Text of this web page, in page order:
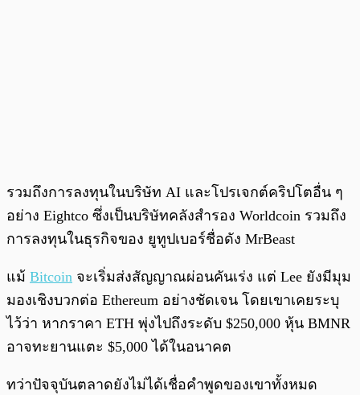
รวมถึงการลงทุนในบริษัท AI และโปรเจกต์คริปโตอื่น ๆ
อย่าง Eightco ซึ่งเป็นบริษัทคลังสำรอง Worldcoin รวมถึง
การลงทุนในธุรกิจของ ยูทูปเบอร์ชื่อดัง MrBeast
แม้ Bitcoin จะเริ่มส่งสัญญาณผ่อนคันเร่ง แต่ Lee ยังมีมุม
มองเชิงบวกต่อ Ethereum อย่างชัดเจน โดยเขาเคยระบุ
ไว้ว่า หากราคา ETH พุ่งไปถึงระดับ $250,000 หุ้น BMNR
อาจทะยานแตะ $5,000 ได้ในอนาคต
ทว่าปัจจุบันตลาดยังไม่ได้เชื่อคำพูดของเขาทั้งหมด